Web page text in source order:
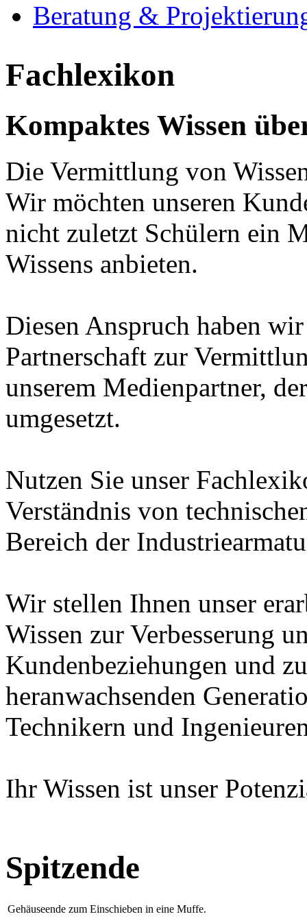
Beratung &
Fachlexikon
Kompaktes Wissen
Die Vermittlung von
Wir möchten unseren
nicht zuletzt Schülern ein
Wissens anbieten.
Diesen Anspruch haben
Partnerschaft zur
unserem Medienpartner,
umgesetzt.
Nutzen Sie unser
Verständnis von
Bereich der
Wir stellen Ihnen unser
Wissen zur Verbesserung
Kundenbeziehungen und
heranwachsenden
Technikern und
Ihr Wissen ist unser
Spitzende
Gehäuseende zum Einschieben in eine Muffe.